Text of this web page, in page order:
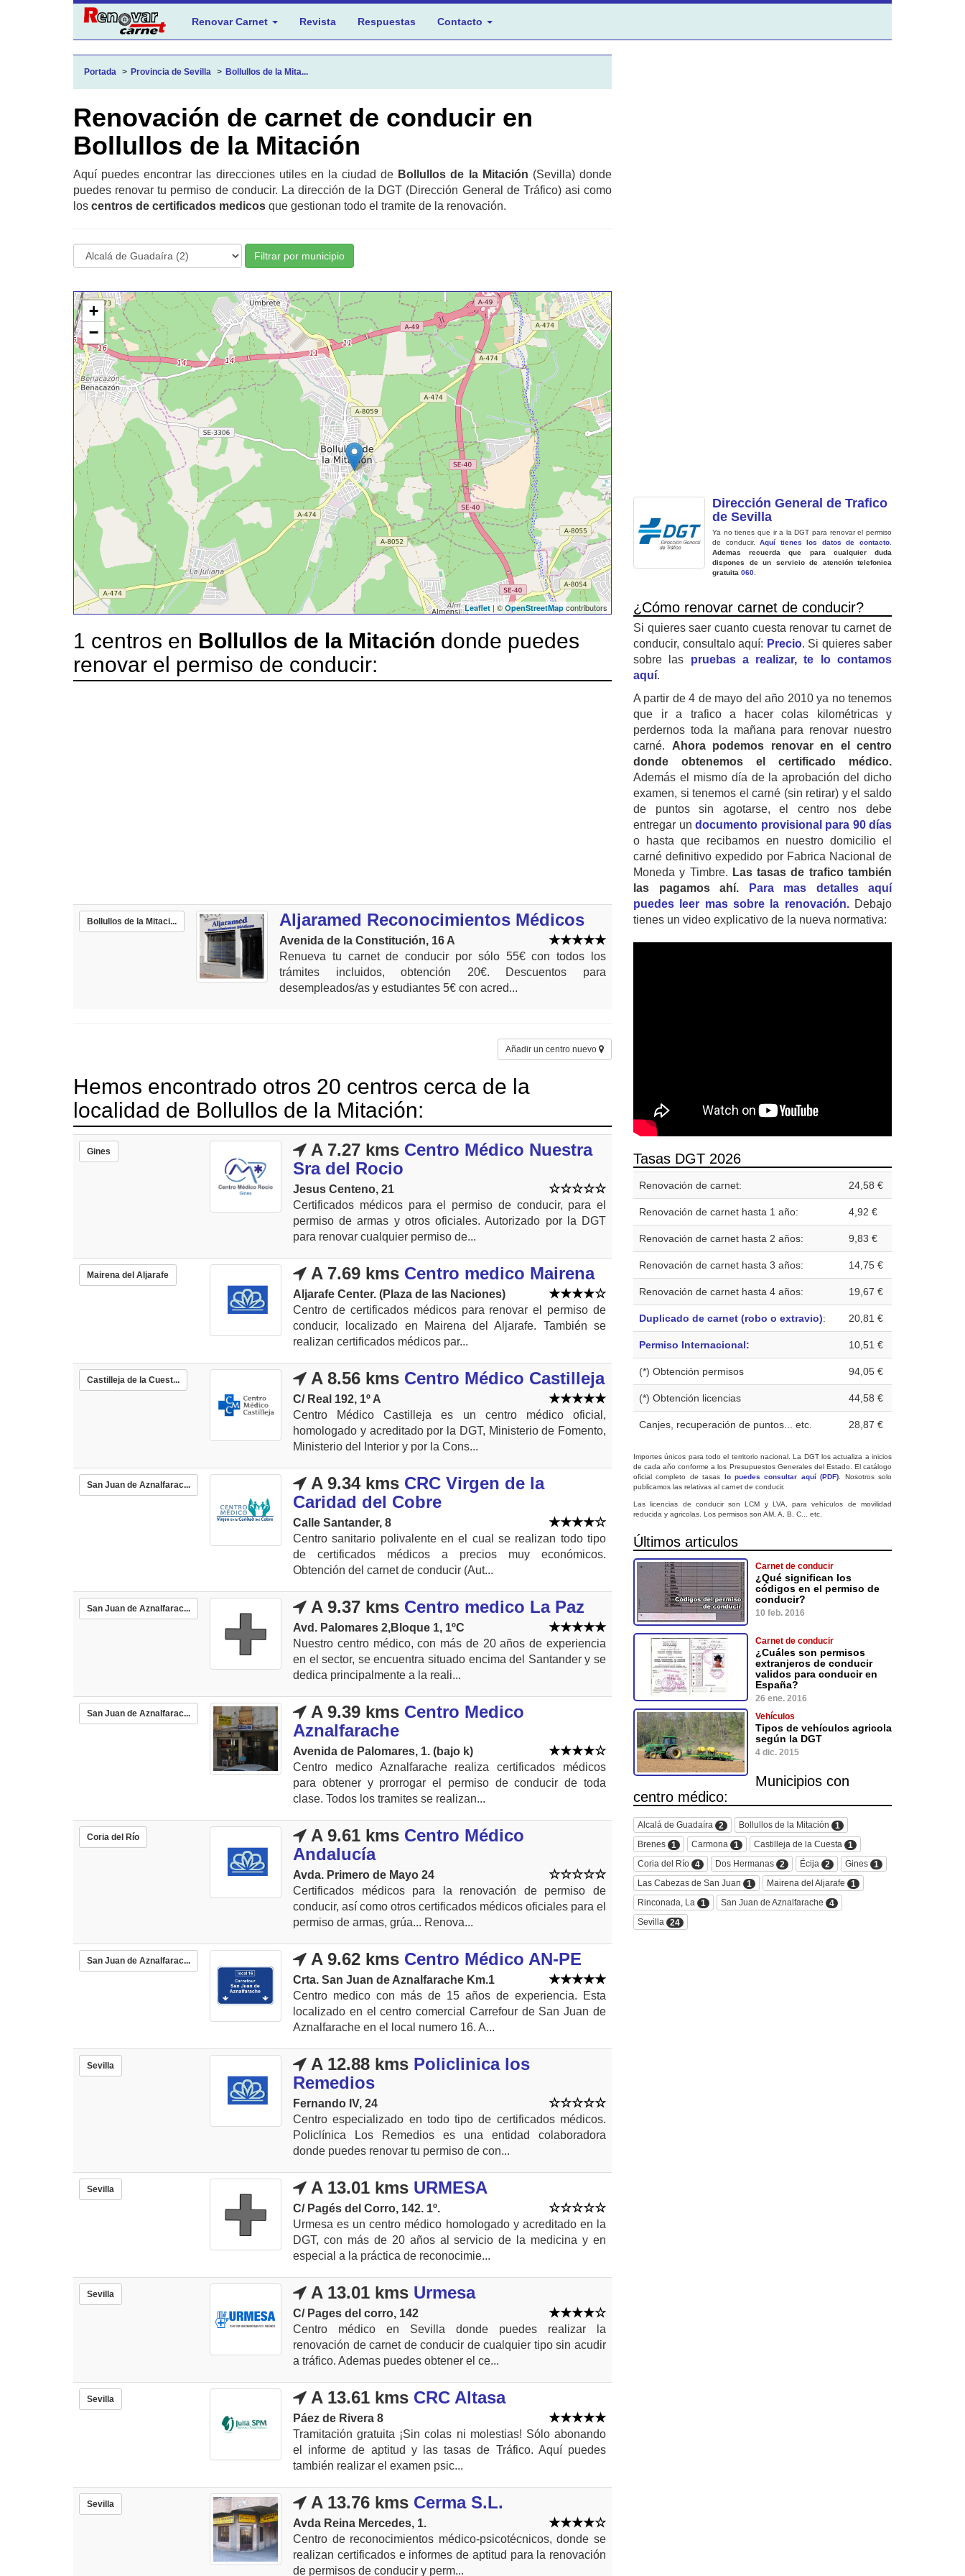
Renovar Carnet Revista Respuestas Contacto
Portada Provincia de Sevilla Bollullos de la Mita...
Renovación de carnet de conducir en
Bollullos de la Mitación
Aquí puedes encontrar las direcciones utiles en la ciudad de Bollullos de la Mitación (Sevilla) donde
puedes renovar tu permiso de conducir. La dirección de la DGT (Dirección General de Tráfico) asi como
los centros de certificados medicos que gestionan todo el tramite de la renovación.
Filtrar por municipio
+
−
Leaflet| ©OpenStreetMap contributors
1 centros en Bollullos de la Mitación donde puedes
renovar el permiso de conducir:
Bollullos de la Mitaci... Aljaramed Reconocimientos Médicos
Avenida de la Constitución, 16 A
Renueva tu carnet de conducir por sólo 55€ con todos los
trámites incluidos, obtención 20€. Descuentos para
desempleados/as y estudiantes 5€ con acred...
Añadir un centro nuevo
Hemos encontrado otros 20 centros cerca de la
localidad de Bollullos de la Mitación:
Gines A 7.27 kms Centro Médico Nuestra
Sra del Rocio
Jesus Centeno, 21
Certificados médicos para el permiso de conducir, para el
permiso de armas y otros oficiales. Autorizado por la DGT
para renovar cualquier permiso de...
Mairena del Aljarafe A 7.69 kms Centro medico Mairena
Aljarafe Center. (Plaza de las Naciones)
Centro de certificados médicos para renovar el permiso de
conducir, localizado en Mairena del Aljarafe. También se
realizan certificados médicos par...
Castilleja de la Cuest... A 8.56 kms Centro Médico Castilleja
C/ Real 192, 1º A
Centro Médico Castilleja es un centro médico oficial,
homologado y acreditado por la DGT, Ministerio de Fomento,
Ministerio del Interior y por la Cons...
San Juan de Aznalfarac... A 9.34 kms CRC Virgen de la
Caridad del Cobre
Calle Santander, 8
Centro sanitario polivalente en el cual se realizan todo tipo
de certificados médicos a precios muy económicos.
Obtención del carnet de conducir (Aut...
San Juan de Aznalfarac... A 9.37 kms Centro medico La Paz
Avd. Palomares 2,Bloque 1, 1ºC
Nuestro centro médico, con más de 20 años de experiencia
en el sector, se encuentra situado encima del Santander y se
dedica principalmente a la reali...
San Juan de Aznalfarac... A 9.39 kms Centro Medico
Aznalfarache
Avenida de Palomares, 1. (bajo k)
Centro medico Aznalfarache realiza certificados médicos
para obtener y prorrogar el permiso de conducir de toda
clase. Todos los tramites se realizan...
Coria del Río A 9.61 kms Centro Médico
Andalucía
Avda. Primero de Mayo 24
Certificados médicos para la renovación de permiso de
conducir, así como otros certificados médicos oficiales para el
permiso de armas, grúa... Renova...
San Juan de Aznalfarac... A 9.62 kms Centro Médico AN-PE
Crta. San Juan de Aznalfarache Km.1
Centro medico con más de 15 años de experiencia. Esta
localizado en el centro comercial Carrefour de San Juan de
Aznalfarache en el local numero 16. A...
Sevilla A 12.88 kms Policlinica los
Remedios
Fernando IV, 24
Centro especializado en todo tipo de certificados médicos.
Policlínica Los Remedios es una entidad colaboradora
donde puedes renovar tu permiso de con...
Sevilla A 13.01 kms URMESA
C/ Pagés del Corro, 142. 1º.
Urmesa es un centro médico homologado y acreditado en la
DGT, con más de 20 años al servicio de la medicina y en
especial a la práctica de reconocimie...
Sevilla A 13.01 kms Urmesa
C/ Pages del corro, 142
Centro médico en Sevilla donde puedes realizar la
renovación de carnet de conducir de cualquier tipo sin acudir
a tráfico. Ademas puedes obtener el ce...
Sevilla A 13.61 kms CRC Altasa
Páez de Rivera 8
Tramitación gratuita ¡Sin colas ni molestias! Sólo abonando
el informe de aptitud y las tasas de Tráfico. Aquí puedes
también realizar el examen psic...
Sevilla A 13.76 kms Cerma S.L.
Avda Reina Mercedes, 1.
Centro de reconocimientos médico-psicotécnicos, donde se
realizan certificados e informes de aptitud para la renovación
de permisos de conducir y perm...
Dirección General de Trafico
de Sevilla
Ya no tienes que ir a la DGT para renovar el permiso
de conducir.Aquí tienes los datos de contacto
Ademas recuerda que para cualquier duda
dispones de un servicio de atención telefonica
gratuita 060
¿Cómo renovar carnet de conducir?
Si quieres saer cuanto cuesta renovar tu carnet de
conducir, consultalo aquí: Precio. Si quieres saber
sobre las pruebas a realizar, te lo contamos
aquí.
A partir de 4 de mayo del año 2010 ya no tenemos
que ir a trafico a hacer colas kilométricas y
perdernos toda la mañana para renovar nuestro
carné. Ahora podemos renovar en el centro
donde obtenemos el certificado médico.
Además el mismo día de la aprobación del dicho
examen, si tenemos el carné (sin retirar) y el saldo
de puntos sin agotarse, el centro nos debe
entregar un documento provisional para 90 días
o hasta que recibamos en nuestro domicilio el
carné definitivo expedido por Fabrica Nacional de
Moneda y Timbre. Las tasas de trafico también
las pagamos ahí.
Para mas detalles aquí
puedes leer mas sobre la renovación.Debajo
tienes un video explicativo de la nueva normativa:
Tasas DGT 2026
Renovación de carnet: 24,58 €
Renovación de carnet hasta 1 año: 4,92 €
Renovación de carnet hasta 2 años: 9,83 €
Renovación de carnet hasta 3 años: 14,75 €
Renovación de carnet hasta 4 años: 19,67 €
Duplicado de carnet (robo o extravio): 20,81 €
Permiso Internacional: 10,51 €
(*) Obtención permisos 94,05 €
(*) Obtención licencias 44,58 €
Canjes, recuperación de puntos... etc. 28,87 €
Importes únicos para todo el territorio nacional. La DGT los actualiza a inicios
de cada año conforme a los Presupuestos Generales del Estado. El catálogo
oficial completo de tasas lo puedes consultar aquí (PDF) . Nosotros solo
publicamos las relativas al carnet de conducir.
Las licencias de conducir son LCM y LVA, para vehículos de movilidad
reducida y agricolas. Los permisos son AM, A, B, C... etc.
Últimos articulos
Carnet de conducir
¿Qué significan los
códigos en el permiso de
conducir?
10 feb. 2016
Carnet de conducir
¿Cuáles son permisos
extranjeros de conducir
validos para conducir en
España?
26 ene. 2016
Vehículos
Tipos de vehículos agricola
según la DGT
4 dic. 2015
Municipios con
centro médico:
Alcalá de Guadaíra 2 Bollullos de la Mitación
1
Brenes 1 Carmona 1 Castilleja de la Cuesta
1
Coria del Río 4 Dos Hermanas 2 Écija 2 Gines 1
Las Cabezas de San Juan
1 Mairena del Aljarafe
1
Rinconada, La
1 San Juan de Aznalfarache
4
Sevilla
24